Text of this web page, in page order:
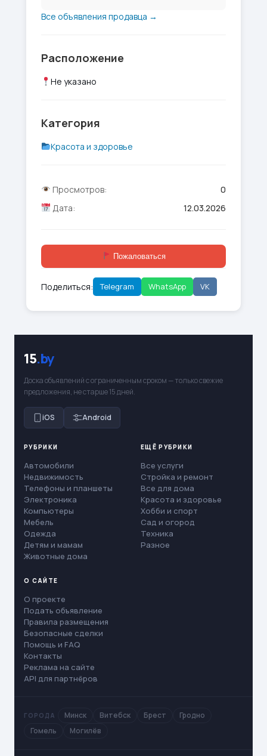
Все объявления продавца →
Расположение
Не указано
Категория
Красота и здоровье
Просмотров:
0
Дата:
12.03.2026
Пожаловаться
Поделиться: Telegram WhatsApp VK
15.by
Доска объявлений с ограниченным сроком — только свежие
предложения, не старше 15 дней.
iOS Android
РУБРИКИ
Автомобили
Недвижимость
Телефоны и планшеты
Электроника
Компьютеры
Мебель
Одежда
Детям и мамам
Животные дома
ЕЩЁ РУБРИКИ
Все услуги
Стройка и ремонт
Все для дома
Красота и здоровье
Хобби и спорт
Сад и огород
Техника
Разное
О САЙТЕ
О проекте
Подать объявление
Правила размещения
Безопасные сделки
Помощь и FAQ
Контакты
Реклама на сайте
API для партнёров
ГОРОДА Минск Витебск Брест
Гродно
Гомель
Могилёв